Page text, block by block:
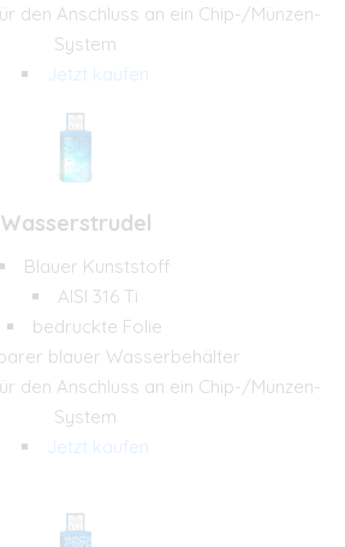
den Anschluss an ein Chip-/Münzen-
System
Jetzt kaufen
Wasserstrudel
Blauer Kunststoff
AISI 316 Ti
bedruckte Folie
blauer Wasserbehälter
den Anschluss an ein Chip-/Münzen-
System
Jetzt kaufen